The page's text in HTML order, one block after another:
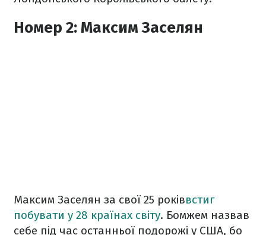
Номер 2: Максим Заселян
Максим Заселян за свої 25 роківвстиг
побувати у 28 країнах світу. Бомжем назвав
себе під час останньої подорожі у США, бо